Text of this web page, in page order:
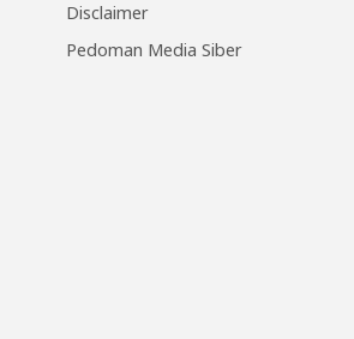
Disclaimer
Pedoman Media Siber